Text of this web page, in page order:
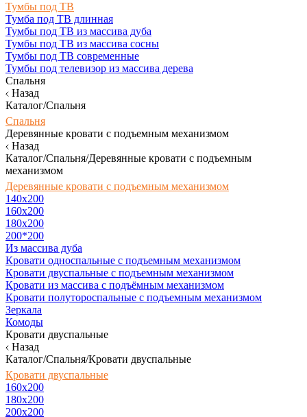
Тумбы под ТВ
Тумба под ТВ длинная
Тумбы под ТВ из массива дуба
Тумбы под ТВ из массива сосны
Тумбы под ТВ современные
Тумбы под телевизор из массива дерева
Спальня
Назад
Каталог/Спальня
Спальня
Деревянные кровати с подъемным механизмом
Назад
Каталог/Спальня/Деревянные кровати с подъемным
механизмом
Деревянные кровати с подъемным механизмом
140x200
160х200
180х200
200*200
Из массива дуба
Кровати односпальные с подъемным механизмом
Кровати двуспальные с подъемным механизмом
Кровати из массива с подъёмным механизмом
Кровати полутороспальные с подъемным механизмом
Зеркала
Комоды
Кровати двуспальные
Назад
Каталог/Спальня/Кровати двуспальные
Кровати двуспальные
160х200
180x200
200x200